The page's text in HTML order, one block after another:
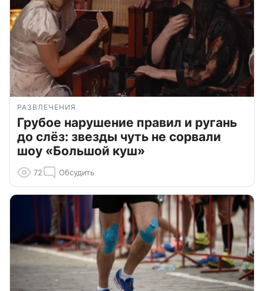
РАЗВЛЕЧЕНИЯ
Грубое нарушение правил и ругань
до слёз: звезды чуть не сорвали
шоу «Большой куш»
72 Обсудить